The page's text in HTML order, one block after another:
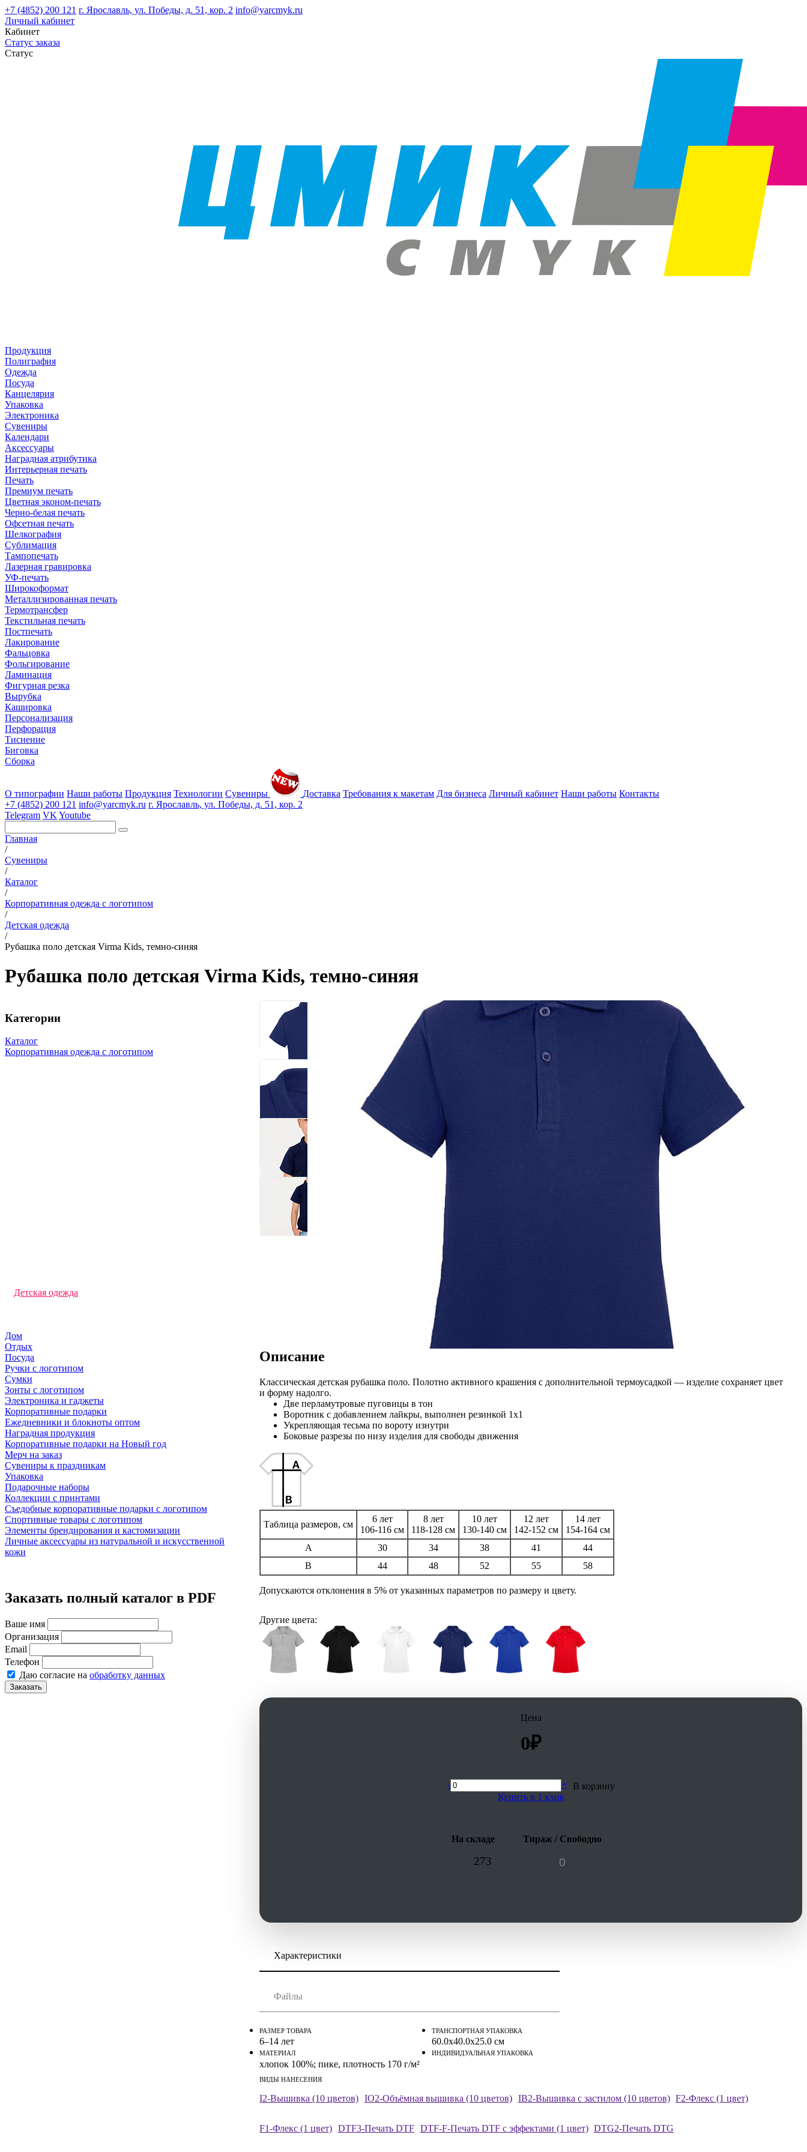
+7 (4852) 200 121 г. Ярославль, ул. Победы, д. 51, кор. 2 info@yarcmyk.ru
Личный кабинет
Кабинет
Статус заказа
Статус
Продукция
Полиграфия
Одежда
Посуда
Канцелярия
Упаковка
Электроника
Сувениры
Календари
Аксессуары
Наградная атрибутика
Интерьерная печать
Печать
Премиум печать
Цветная эконом-печать
Черно-белая печать
Офсетная печать
Шелкография
Сублимация
Тампопечать
Лазерная гравировка
УФ-печать
Широкоформат
Металлизированная печать
Термотрансфер
Текстильная печать
Постпечать
Лакирование
Фальцовка
Фольгирование
Ламинация
Фигурная резка
Вырубка
Кашировка
Персонализация
Перфорация
Тиснение
Биговка
Сборка
О типографии Наши работы Продукция Технологии Сувениры Доставка Требования к макетам Для бизнеса Личный кабинет Наши работы Контакты
+7 (4852) 200 121 info@yarcmyk.ru г. Ярославль, ул. Победы, д. 51, кор. 2
Telegram VK Youtube
Главная
/
Сувениры
/
Каталог
/
Корпоративная одежда с логотипом
/
Детская одежда
/
Рубашка поло детская Virma Kids, темно-синяя
Рубашка поло детская Virma Kids, темно-синяя
Категории
Каталог
Корпоративная одежда с логотипом
Детская одежда
Дом
Отдых
Посуда
Ручки с логотипом
Сумки
Зонты с логотипом
Электроника и гаджеты
Корпоративные подарки
Ежедневники и блокноты оптом
Наградная продукция
Корпоративные подарки на Новый год
Мерч на заказ
Сувениры к праздникам
Упаковка
Подарочные наборы
Коллекции с принтами
Съедобные корпоративные подарки с логотипом
Спортивные товары с логотипом
Элементы брендирования и кастомизации
Личные аксессуары из натуральной и искусственной
кожи
Заказать полный каталог в PDF
Ваше имя
Организация
Email
Телефон
Даю согласие на обработку данных
Заказать
Описание
Классическая детская рубашка поло. Полотно активного крашения с дополнительной термоусадкой — изделие сохраняет цвет
и форму надолго.
Две перламутровые пуговицы в тон
Воротник с добавлением лайкры, выполнен резинкой 1x1
Укрепляющая тесьма по вороту изнутри
Боковые разрезы по низу изделия для свободы движения
Таблица размеров, см
6 лет
106-116 см
8 лет
118-128 см
10 лет
130-140 см
12 лет
142-152 см
14 лет
154-164 см
A
30 34 38 41
44
B
44 48 52 55 58
Допускаются отклонения в 5% от указанных параметров по размеру и цвету.
Другие цвета:
Цена
0₽
- +
В корзину
Купить в 1 клик
На складе Тираж / Свободно
273
Характеристики
РАЗМЕР ТОВАРА
6–14 лет
МАТЕРИАЛ
хлопок 100%; пике, плотность 170 г/м²
ТРАНСПОРТНАЯ УПАКОВКА
60.0x40.0x25.0 см
ИНДИВИДУАЛЬНАЯ УПАКОВКА
ВИДЫ НАНЕСЕНИЯ
I2-Вышивка (10 цветов) IO2-Объёмная вышивка (10 цветов) IB2-Вышивка с застилом (10 цветов) F2-Флекс (1 цвет)
F1-Флекс (1 цвет) DTF3-Печать DTF DTF-F-Печать DTF с эффектами (1 цвет) DTG2-Печать DTG
Файлы
Инструкция по сохранению pdf из Corel Draw
Инструкция по сохранению pdf из Adobe Illustrator